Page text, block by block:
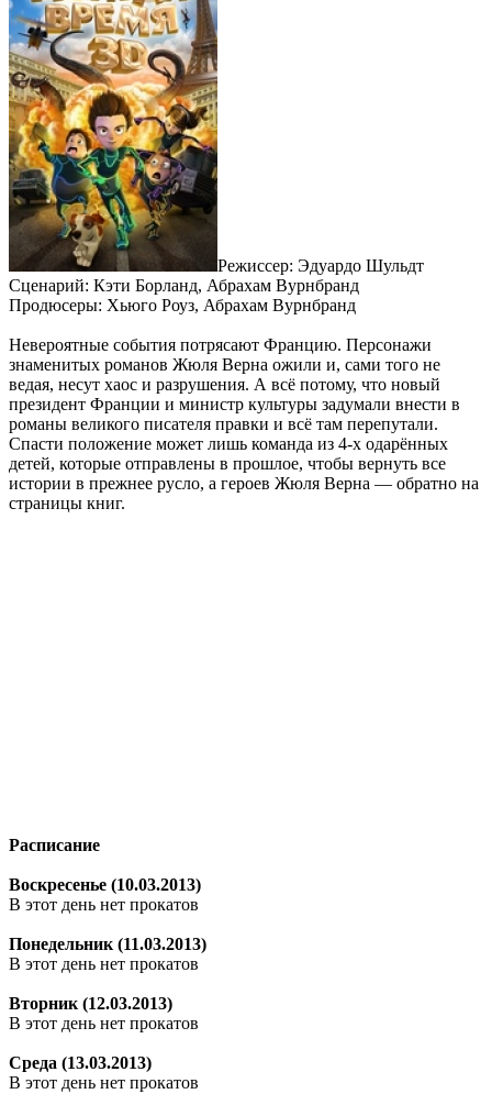
Режиссер: Эдуардо Шульдт
Сценарий: Кэти Борланд, Абрахам Вурнбранд
Продюсеры: Хьюго Роуз, Абрахам Вурнбранд
Невероятные события потрясают Францию. Персонажи
знаменитых романов Жюля Верна ожили и, сами того не
ведая, несут хаос и разрушения. А всё потому, что новый
президент Франции и министр культуры задумали внести в
романы великого писателя правки и всё там перепутали.
Спасти положение может лишь команда из 4-х одарённых
детей, которые отправлены в прошлое, чтобы вернуть все
истории в прежнее русло, а героев Жюля Верна — обратно на
страницы книг.
Расписание
Воскресенье (10.03.2013)
В этот день нет прокатов
Понедельник (11.03.2013)
В этот день нет прокатов
Вторник (12.03.2013)
В этот день нет прокатов
Среда (13.03.2013)
В этот день нет прокатов